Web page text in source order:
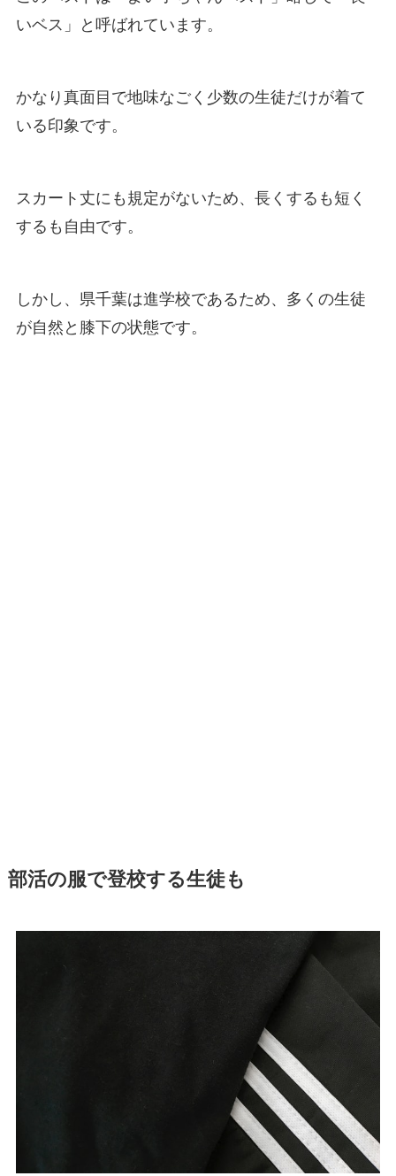
いベス」と呼ばれています。
かなり真面目で地味なごく少数の生徒だけが着て
いる印象です。
スカート丈にも規定がないため、長くするも短く
するも自由です。
しかし、県千葉は進学校であるため、多くの生徒
が自然と膝下の状態です。
部活の服で登校する生徒も